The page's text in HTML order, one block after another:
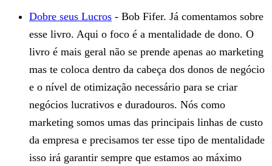
Dobre seus Lucros - Bob Fifer. Já comentamos sobre
esse livro. Aqui o foco é a mentalidade de dono. O
livro é mais geral não se prende apenas ao marketing
mas te coloca dentro da cabeça dos donos de negócio
e o nível de otimização necessário para se criar
negócios lucrativos e duradouros. Nós como
marketing somos umas das principais linhas de custo
da empresa e precisamos ter esse tipo de mentalidade
isso irá garantir sempre que estamos ao máximo